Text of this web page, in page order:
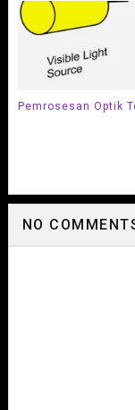
Pemrosesan Optik
NO